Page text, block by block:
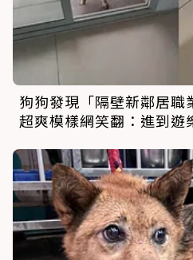
狗狗發現「隔壁新鄰居職
超爽模樣網笑翻：進到遊